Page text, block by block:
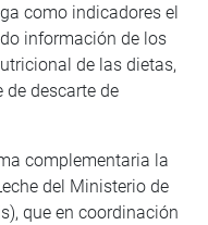
como indicadores el
información de los
de las dietas,
descarte de
complementaria la
del Ministerio de
que en coordinación